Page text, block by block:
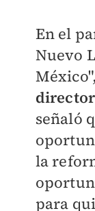
En el
Nuevo
señaló
la
para